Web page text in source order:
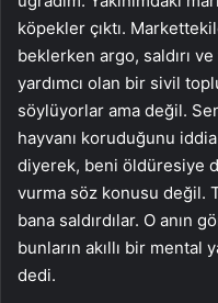
köpekler çıktı.
beklerken argo, saldırı
yardımcı olan bir sivil
söylüyorlar ama değil.
hayvanı koruduğunu iddia
diyerek, beni öldüresiye
vurma söz konusu değil.
bana saldırdılar. O anın
bunların akıllı bir mental
dedi.